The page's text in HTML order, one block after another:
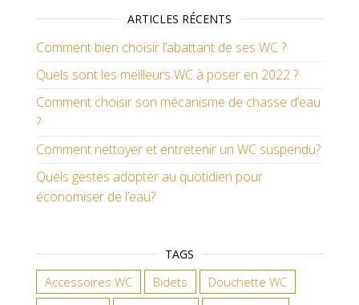
ARTICLES RÉCENTS
Comment bien choisir l’abattant de ses WC ?
Quels sont les meilleurs WC à poser en 2022 ?
Comment choisir son mécanisme de chasse d’eau
?
Comment nettoyer et entretenir un WC suspendu?
Quels gestes adopter au quotidien pour
économiser de l’eau?
TAGS
Accessoires WC Bidets
Douchette WC